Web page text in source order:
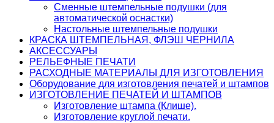
Сменные штемпельные подушки (для
автоматической оснастки)
Настольные штемпельные подушки
КРАСКА ШТЕМПЕЛЬНАЯ, ФЛЭШ ЧЕРНИЛА
АКСЕССУАРЫ
РЕЛЬЕФНЫЕ ПЕЧАТИ
РАСХОДНЫЕ МАТЕРИАЛЫ ДЛЯ ИЗГОТОВЛЕНИЯ
Оборудование для изготовления печатей и штампов
ИЗГОТОВЛЕНИЕ ПЕЧАТЕЙ И ШТАМПОВ
Изготовление штампа (Клише).
Изготовление круглой печати.